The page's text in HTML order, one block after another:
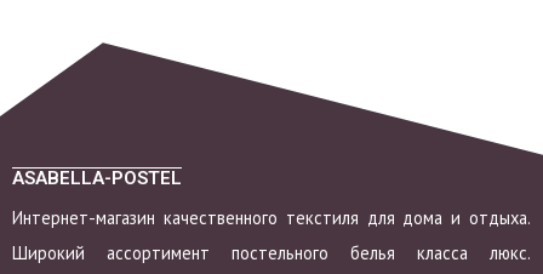
ASABELLA-POSTEL
Интернет-магазин качественного текстиля для дома и отдыха.
Широкий ассортимент постельного белья класса люкс.